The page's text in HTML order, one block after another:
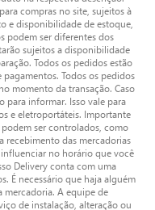
compras no site, sujeitos à
e disponibilidade de estoque,
podem ser diferentes dos
sujeitos a disponibilidade
Todos os pedidos estão
Todos os pedidos
momento da transação. Caso
para informar. Isso vale para
e eletroportáteis. Importante
ser controlados, como
recebimento das mercadorias
no horário que você
Delivery conta com uma
É necessário que haja alguém
mercadoria. A equipe de
de instalação, alteração ou